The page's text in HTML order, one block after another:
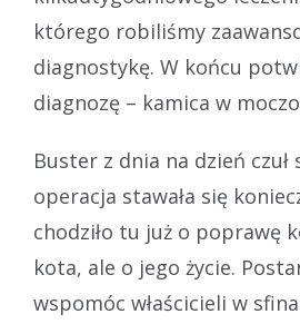
którego robiliśmy
diagnostykę. W końcu
diagnozę – kamica w
Buster z dnia na dzień czuł
operacja stawała się
chodziło tu już o poprawę
kota, ale o jego życie.
wspomóc właścicieli w